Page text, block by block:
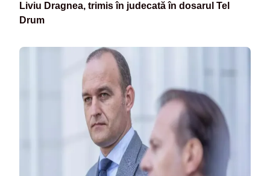
Liviu Dragnea, trimis în judecată în dosarul Tel
Drum